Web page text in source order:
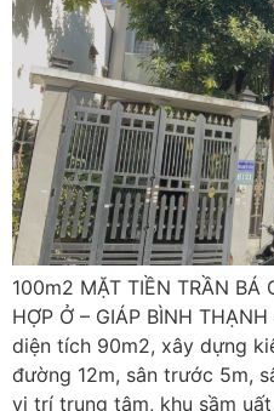
100m2 MẶT TIỀN TRẦN BÁ
HỢP Ở – GIÁP BÌNH
diện tích 90m2, xây dựng
đường 12m, sân trước 5m,
vị trí trung tâm, khu sầm